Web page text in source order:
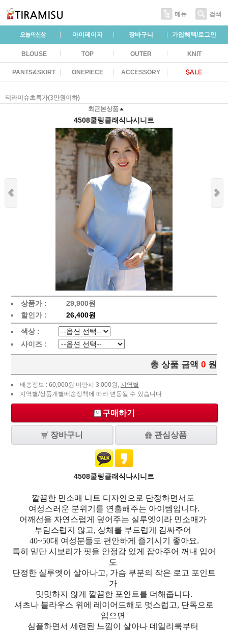
메뉴 검색
마이페이지 장바구니 가입혜택/로그인
BLOUSE TOP OUTER KNIT
PANTS&SKIRT ONEPIECE ACCESSORY
티라미슈초특가(3만원이하)
최근본상품
4508쿨링클래식나시니트
상품가 :
29,900원
할인가 :
26,400원
색상 :
사이즈 :
총 상품 금액 0 원
배송정보 : 60,000원 미만시 3,000원, 지역별
지역별/상품개별배송정책에 따라 변동될 수 있습니다
구매하기
장바구니 관심상품
4508쿨링클래식나시니트
깔끔한 민소매 니트 디자인으로 단정하면서도
여성스러운 분위기를 연출해주는 아이템입니다.
어깨선을 자연스럽게 덮어주는 실루엣이라 민소매가
부담스럽지 않고, 상체를 부드럽게 감싸주어
40~50대 여성분들도 편안하게 즐기시기 좋아요.
특히 밑단 시보리가 핏을 안정감 있게 잡아주어 꺼내 입어
도
단정한 실루엣이 살아나고, 가슴 부분의 작은 로고 포인트
가
밋밋하지 않게 깔끔한 포인트를 더해줍니다.
셔츠나 블라우스 위에 레이어드해도 멋스럽고, 단독으로
입으면
심플하면서 세련된 느낌이 살아나 데일리룩부터